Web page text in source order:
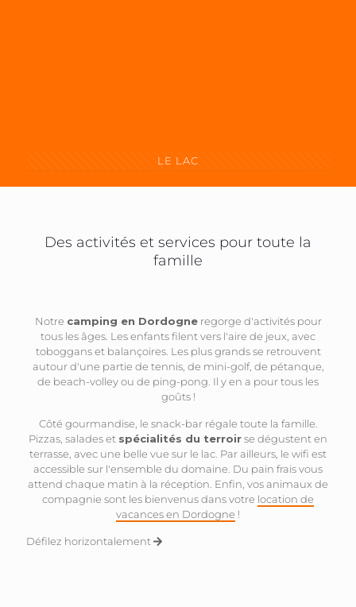
LE LAC
Des activités et services pour toute la
famille
Notre camping en Dordogneregorge d'activités pour
tous les âges. Les enfants filent vers l'aire de jeux, avec
toboggans et balançoires. Les plus grands se retrouvent
autour d'une partie de tennis, de mini-golf, de pétanque,
de beach-volley ou de ping-pong. Il y en a pour tous les
goûts !
Côté gourmandise, le snack-bar régale toute la famille.
Pizzas, salades et spécialités du terroirse dégustent en
terrasse, avec une belle vue sur le lac. Par ailleurs, le wifi est
accessible sur l'ensemble du domaine. Du pain frais vous
attend chaque matin à la réception. Enfin, vos animaux de
compagnie sont les bienvenus dans votre location de
vacances en Dordogne !
Défilez horizontalement